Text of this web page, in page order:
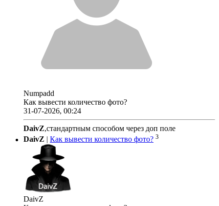
Numpadd
Как вывести количество фото?
31-07-2026, 00:24
DaivZ,стандартным способом через доп поле
DaivZ
Как вывести количество фото? 3
DaivZ